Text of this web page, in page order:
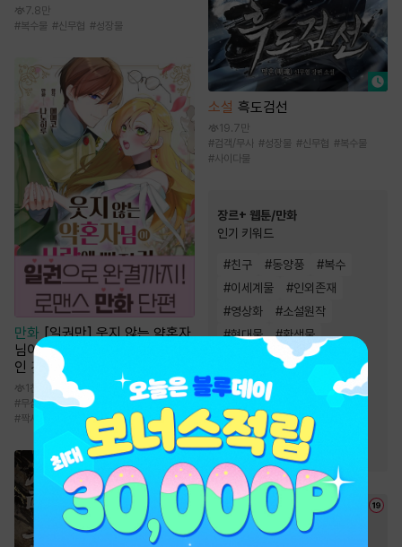
7.8만
#복수물 #신무협 #성장물
만화 [일권만] 웃지 않는 약혼자
님이 사랑에 빠진 건 변장한 저
인 것 같습니다 [단행본]
1천
#무심남 #다정남 # 연애/결혼 # 계약관계
#짝사랑
소설 흑도검선
19.7만
#검객/무사 #성장물 #신무협 #복수물
#사이다물
장르+ 웹툰/만화
인기 키워드
#친구 #동양풍 #복수
#이세계물 #인외존재
#영상화 #소설원작
#현대물 #환생물
역사/시대물 #다정남
#초능력
연애/결혼
# 성장물 #우정
#복수물 동물